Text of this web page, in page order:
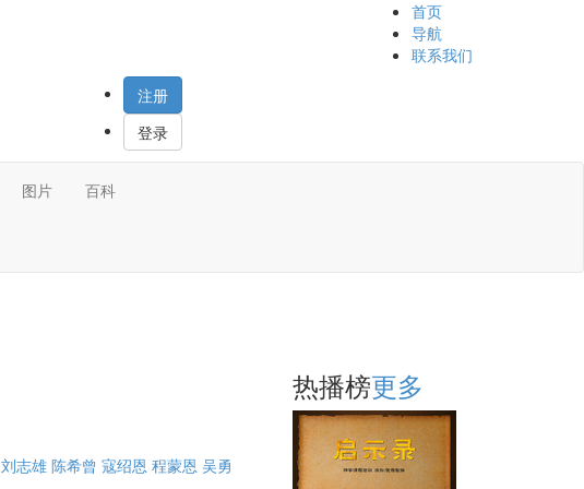
首页
导航
联系我们
注册
登录
图片 百科
刘志雄 陈希曾 寇绍恩 程蒙恩 吴勇
热播榜更多